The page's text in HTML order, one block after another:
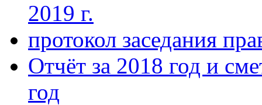
2019 г.
протокол заседания
Отчёт за 2018 год и
год